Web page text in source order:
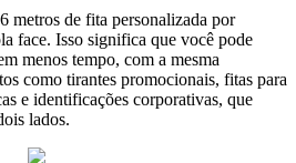
metros de fita personalizada por
face. Isso significa que você pode
menos tempo, com a mesma
como tirantes promocionais, fitas para
e identificações corporativas, que
lados.